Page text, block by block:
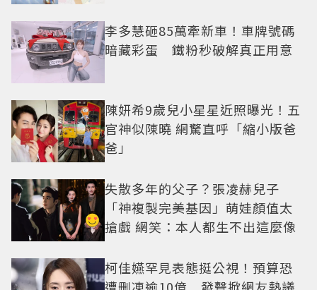
李多慧砸85萬牽新車！車牌號碼
暗藏彩蛋 鐵粉秒破解真正用意
陳妍希9歲兒小星星近照曝光！五
官神似陳曉 網驚直呼「縮小版爸
爸」
失散多年的父子？張凌赫兒子
「神複製完美基因」萌娃顏值太
搶戲 網笑：本人都生不出這麼像
柯佳嬿罕見表態挺公視！預算恐